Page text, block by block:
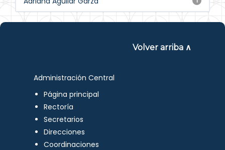
Volver arriba ∧
Administración Central
Página principal
Rectoría
Secretarios
Direcciones
Coordinaciones